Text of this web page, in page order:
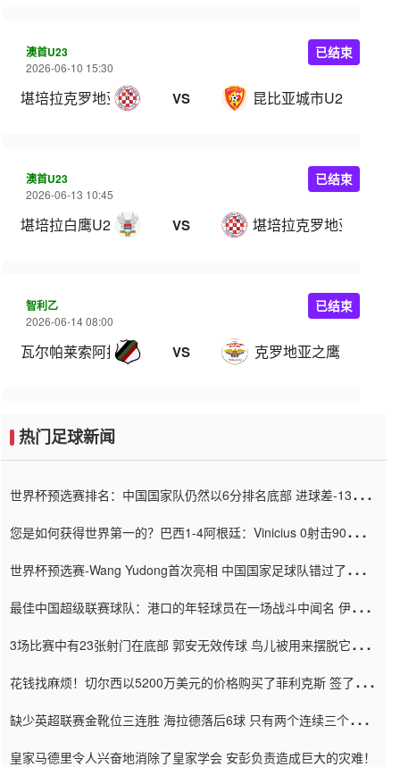
澳首U23
2026-06-10 15:30
堪培拉克罗地亚U23 VS 昆比亚城市U23
已结束
澳首U23
2026-06-13 10:45
堪培拉白鹰U23 VS 堪培拉克罗地亚U23
已结束
智利乙
2026-06-14 08:00
瓦尔帕莱索阿拉伯人 VS 克罗地亚之鹰
已结束
热门足球新闻
世界杯预选赛排名：中国国家队仍然以6分排名底部 进球差-13令人
您是如何获得世界第一的？巴西1-4阿根廷：Vinicius 0射击90分钟
世界杯预选赛-Wang Yudong首次亮相 中国国家足球队错过了世界
最佳中国超级联赛球队：港口的年轻球员在一场战斗中闻名 伊万放
3场比赛中有23张射门在底部 郭安无效传球 鸟儿被用来摆脱它
花钱找麻烦！切尔西以5200万美元的价格购买了菲利克斯 签了7年
缺少英超联赛金靴位三连胜 海拉德落后6球 只有两个连续三个连续
皇家马德里令人兴奋地消除了皇家学会 安彭负责造成巨大的灾难！